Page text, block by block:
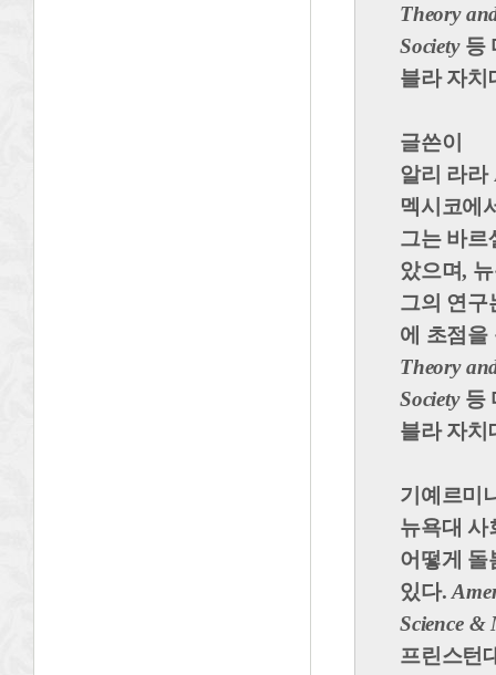
Theory
Society등
블라 자치
글쓴이
알리 라
멕시코에
그는 바르
았으며,
그의 연구
에 초점
Theory
Society등
블라 자치
기예르미
뉴욕대 사
어떻게 돌
있다.
Science &
프린스턴